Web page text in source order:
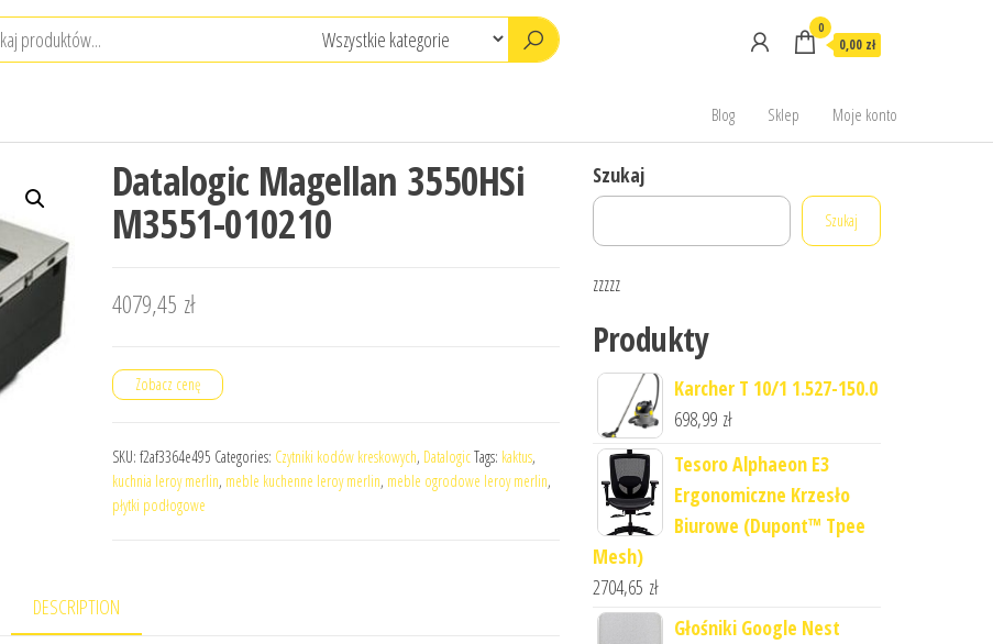
0
0,00 zł
Blog Sklep Moje konto
Datalogic Magellan 3550HSi
M3551-010210
4079,45 zł
Zobacz cenę
SKU: f2af3364e495 Categories: Czytniki kodów kreskowych, DatalogicTags: kaktus,
kuchnia leroy merlin, meble kuchenne leroy merlin, meble ogrodowe leroy merlin,
płytki podłogowe
DESCRIPTION
Szukaj
Szukaj
zzzzz
Produkty
Karcher T 10/1 1.527-150.0
698,99 zł
Tesoro Alphaeon E3
Ergonomiczne Krzesło
Biurowe (Dupont™ Tpee
Mesh)
2704,65 zł
Głośniki Google Nest